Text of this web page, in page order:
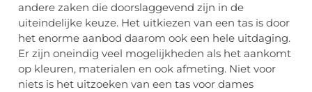
andere zaken die doorslaggevend zijn in de
uiteindelijke keuze. Het uitkiezen van een tas is door
het enorme aanbod daarom ook een hele uitdaging.
Er zijn oneindig veel mogelijkheden als het aankomt
op kleuren, materialen en ook afmeting. Niet voor
niets is het uitzoeken van een tas voor dames